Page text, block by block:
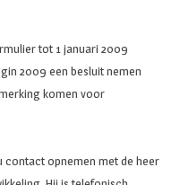
tot 1 januari 2009
2009 een besluit nemen
komen voor
contact opnemen met de heer